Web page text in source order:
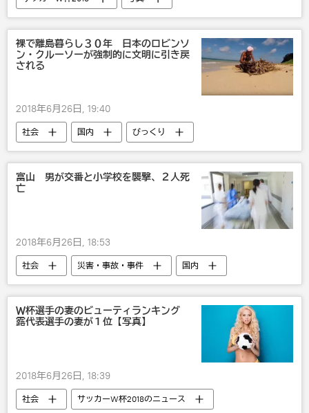
マルチメディア
2018年のロシアW杯
サッカー
裸で離島暮らし３０年 日本のロビンソ
ン・クルーソーが強制的に文明に引き戻
される
2018年6月26日, 19:40
社会 国内 びっくり
富山 男が交番と小学校を襲撃、２人死
亡
2018年6月26日, 18:53
社会 災害・事故・事件 国内
Ｗ杯選手の妻のビューティランキング
露代表選手の妻が１位【写真】
2018年6月26日, 18:39
社会
サッカーW杯2018のニュース